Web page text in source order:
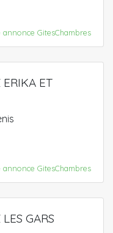
annonce GitesChambres
ET
annonce GitesChambres
GARS